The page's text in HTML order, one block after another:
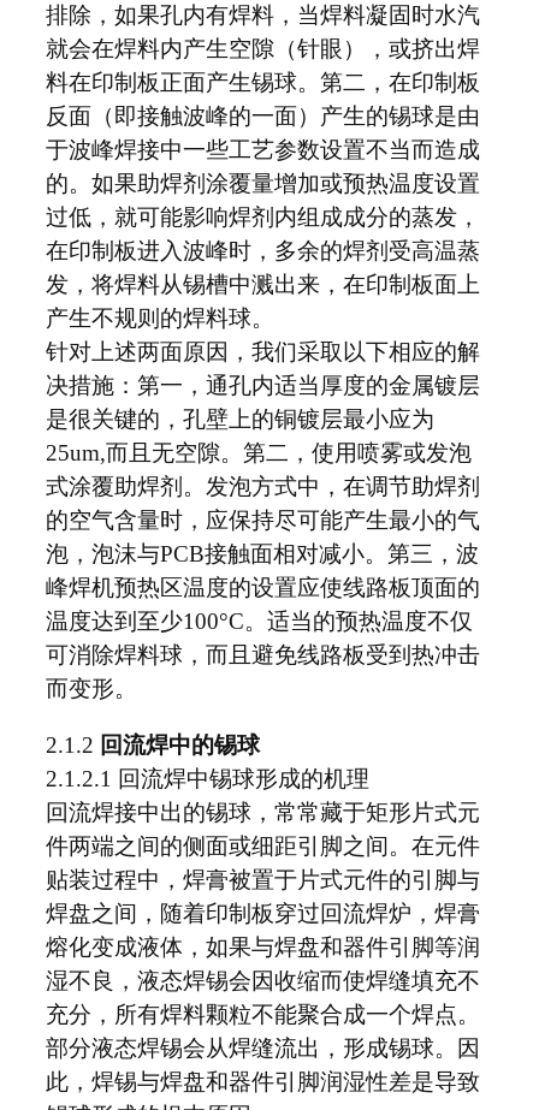
排除，如果孔内有焊料，当焊料凝固时水汽
就会在焊料内产生空隙（针眼），或挤出焊
料在印制板正面产生锡球。第二，在印制板
反面（即接触波峰的一面）产生的锡球是由
于波峰焊接中一些工艺参数设置不当而造成
的。如果助焊剂涂覆量增加或预热温度设置
过低，就可能影响焊剂内组成成分的蒸发，
在印制板进入波峰时，多余的焊剂受高温蒸
发，将焊料从锡槽中溅出来，在印制板面上
产生不规则的焊料球。
针对上述两面原因，我们采取以下相应的解
决措施：第一，通孔内适当厚度的金属镀层
是很关键的，孔壁上的铜镀层最小应为
25um,而且无空隙。第二，使用喷雾或发泡
式涂覆助焊剂。发泡方式中，在调节助焊剂
的空气含量时，应保持尽可能产生最小的气
泡，泡沫与PCB接触面相对减小。第三，波
峰焊机预热区温度的设置应使线路板顶面的
温度达到至少100°C。适当的预热温度不仅
可消除焊料球，而且避免线路板受到热冲击
而变形。
2.1.2 回流焊中的锡球
2.1.2.1 回流焊中锡球形成的机理
回流焊接中出的锡球，常常藏于矩形片式元
件两端之间的侧面或细距引脚之间。在元件
贴装过程中，焊膏被置于片式元件的引脚与
焊盘之间，随着印制板穿过回流焊炉，焊膏
熔化变成液体，如果与焊盘和器件引脚等润
湿不良，液态焊锡会因收缩而使焊缝填充不
充分，所有焊料颗粒不能聚合成一个焊点。
部分液态焊锡会从焊缝流出，形成锡球。因
此，焊锡与焊盘和器件引脚润湿性差是导致